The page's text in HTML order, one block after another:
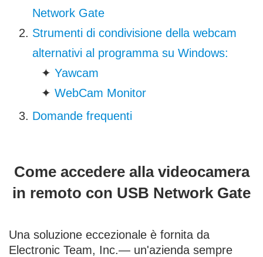
Network Gate
Strumenti di condivisione della webcam
alternativi al programma su Windows:
✦ Yawcam
✦ WebCam Monitor
Domande frequenti
Come accedere alla videocamera
in remoto con USB Network Gate
Una soluzione eccezionale è fornita da
Electronic Team, Inc.— un'azienda sempre